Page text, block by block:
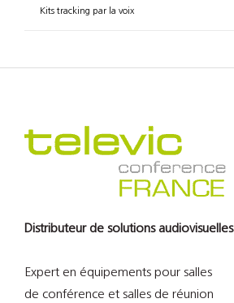
Kits tracking par la voix
Distributeur de solutions audiovisuelles
Expert en équipements pour salles
de conférence et salles de réunion